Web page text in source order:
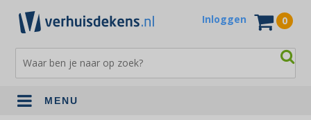
Inloggen 0
MENU